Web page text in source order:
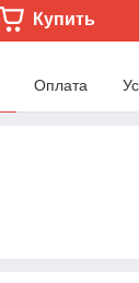
Купить
Оплата